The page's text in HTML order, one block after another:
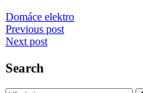
Domáce elektro
Navigácia
v
článku
Previous post
Next post
Search